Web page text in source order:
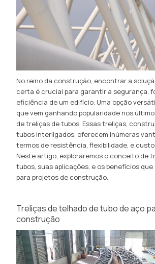
No reino da construção, encontrar a
certa é crucial para garantir a segurança,
eficiência de um edifício. Uma opção
que vem ganhando popularidade nos
de treliças de tubos. Essas treliças,
tubos interligados, oferecem inúmeras
termos de resistência, flexibilidade, e
Neste artigo, exploraremos o conceito de
tubos, suas aplicações, e os benefícios
para projetos de construção.
Treliças de telhado de tubo de aço
construção